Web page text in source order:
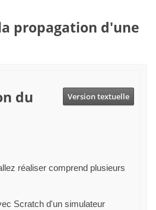
propagation d'une
Version textuelle
du
réaliser comprend plusieurs
Scratch d'un simulateur